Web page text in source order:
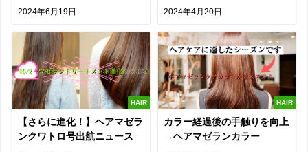
2024年6月19日 2024年4月20日
HAIR
【さらに進化！】ヘアマゼラ
ンクワトロ号出航ニュース
HAIR
カラー経過後の手触りを向上
→ヘアマゼランカラー